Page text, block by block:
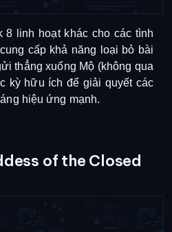
8 linh hoạt khác cho các tình
cấp khả năng loại bỏ bài
thẳng xuống Mộ (không qua
kỳ hữu ích để giải quyết các
hiệu ứng mạnh.
of the Closed